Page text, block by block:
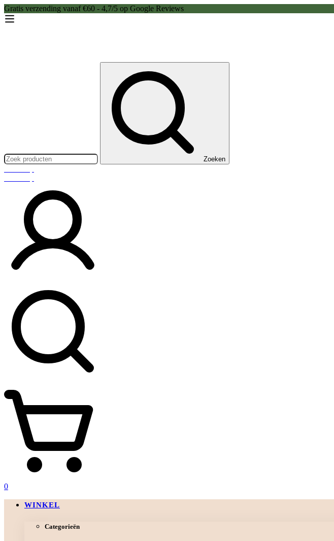
Gratis verzending vanaf €60 - 4,7/5 op Google Reviews
Zoeken
0
WINKEL
Categorieën